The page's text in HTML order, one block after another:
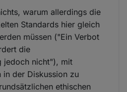
warum allerdings die
Standards hier gleich
müssen ("Ein Verbot
die
jedoch nicht"), mit
in der Diskussion zu
ethischen